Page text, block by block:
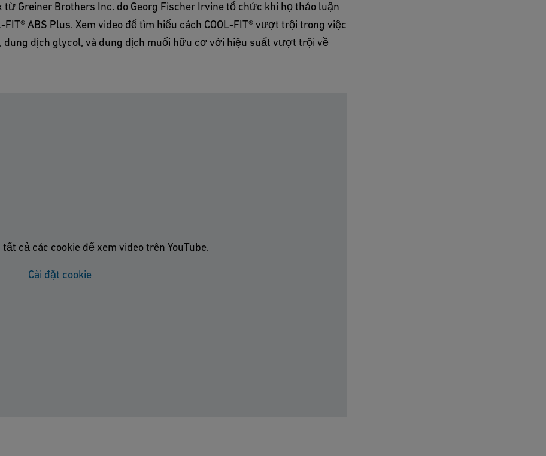
Greiner Brothers Inc. do Georg Fischer Irvine tổ chức khi họ thảo luận
ABS Plus. Xem video để tìm hiểu cách COOL-FIT® vượt trội trong việc
dịch glycol, và dung dịch muối hữu cơ với hiệu suất vượt trội về
cả các cookie để xem video trên YouTube.
Cài đặt cookie